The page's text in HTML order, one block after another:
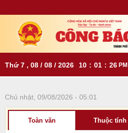
Thứ 7 , 08 / 08 / 2026 10 : 01 : 26 PM
Chủ nhật, 09/08/2026 - 05:01
Toàn văn Thuộc tính